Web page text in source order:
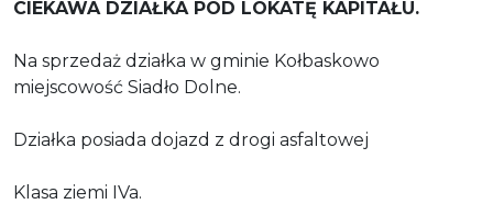
CIEKAWA DZIAŁKA POD LOKATĘ KAPITAŁU.
Na sprzedaż działka w gminie Kołbaskowo
miejscowość Siadło Dolne.
Działka posiada dojazd z drogi asfaltowej
Klasa ziemi IVa.